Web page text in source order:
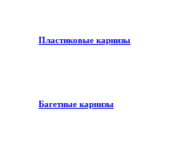
Пластиковые карнизы
Багетные карнизы